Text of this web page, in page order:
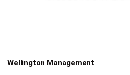
Wellington Management